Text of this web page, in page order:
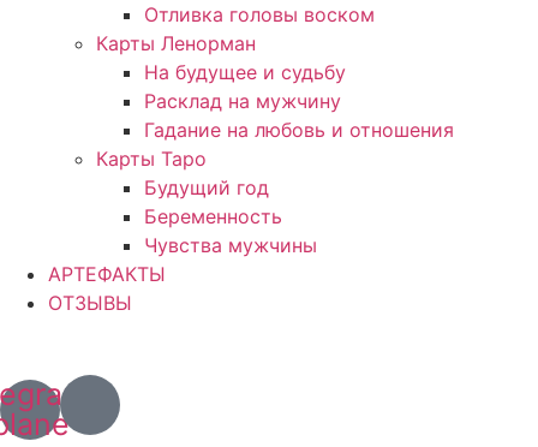
Отливка головы воском
Карты Ленорман
На будущее и судьбу
Расклад на мужчину
Гадание на любовь и отношения
Карты Таро
Будущий год
Беременность
Чувства мужчины
АРТЕФАКТЫ
ОТЗЫВЫ